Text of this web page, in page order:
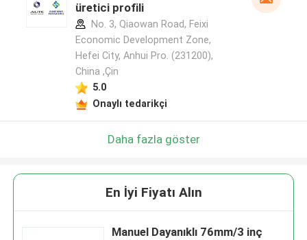
üretici profili
No. 3, Qiaowan Road, Feixi
Economic Development Zone,
Hefei City, Anhui Pro. (231200),
China ,Çin
5.0
Onaylı tedarikçi
Daha fazla göster
En İyi Fiyatı Alın
Manuel Dayanıklı 76mm/3 inç